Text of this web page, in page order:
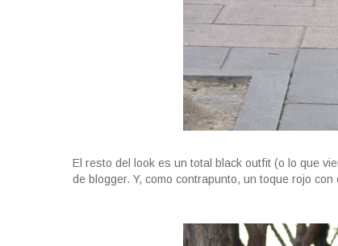
El resto del look es un total black outfit (o lo que
de blogger. Y, como contrapunto, un toque rojo